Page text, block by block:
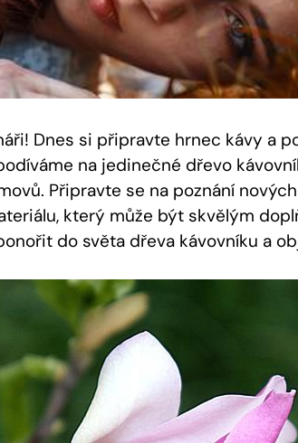
Dnes si připravte hrnec kávy a
na jedinečné dřevo
Připravte se na poznání
který může být skvělým
do světa dřeva kávovníku a